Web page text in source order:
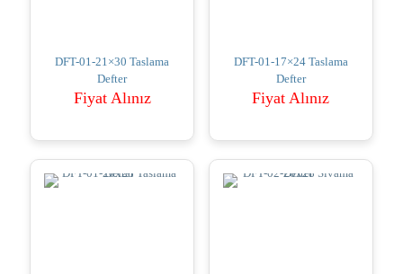
DFT-01-21×30 Taslama
Defter
Fiyat Alınız
DFT-01-17×24 Taslama
Defter
Fiyat Alınız